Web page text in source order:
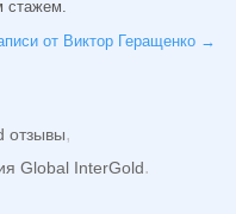
стажем.
от Виктор Геращенко →
отзывы,
Global InterGold.